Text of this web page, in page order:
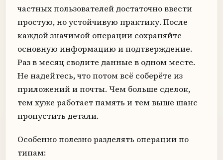
частных пользователей достаточно ввести
простую, но устойчивую практику. После
каждой значимой операции сохраняйте
основную информацию и подтверждение.
Раз в месяц сводите данные в одном месте.
Не надейтесь, что потом всё соберёте из
приложений и почты. Чем больше сделок,
тем хуже работает память и тем выше шанс
пропустить детали.
Особенно полезно разделять операции по
типам: